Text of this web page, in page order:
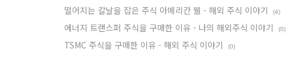
떨어지는 칼날을 잡은 주식 아메리칸 웰 - 해외 주식 이야기 (4)
에너지 트랜스퍼 주식을 구매한 이유 - 나의 해외주식 이야기 (0)
TSMC 주식을 구매한 이유 - 해외 주식 이야기 (0)